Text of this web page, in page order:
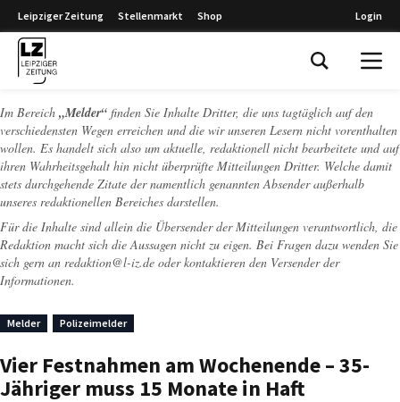
Leipziger Zeitung Stellenmarkt Shop Login
Im Bereich „Melder“ finden Sie Inhalte Dritter, die uns tagtäglich auf den
verschiedensten Wegen erreichen und die wir unseren Lesern nicht vorenthalten
wollen. Es handelt sich also um aktuelle, redaktionell nicht bearbeitete und auf
ihren Wahrheitsgehalt hin nicht überprüfte Mitteilungen Dritter. Welche damit
stets durchgehende Zitate der namentlich genannten Absender außerhalb
unseres redaktionellen Bereiches darstellen.
Für die Inhalte sind allein die Übersender der Mitteilungen verantwortlich, die
Redaktion macht sich die Aussagen nicht zu eigen. Bei Fragen dazu wenden Sie
sich gern an redaktion@l-iz.de oder kontaktieren den Versender der
Informationen.
Melder Polizeimelder
Vier Festnahmen am Wochenende – 35-
Jähriger muss 15 Monate in Haft